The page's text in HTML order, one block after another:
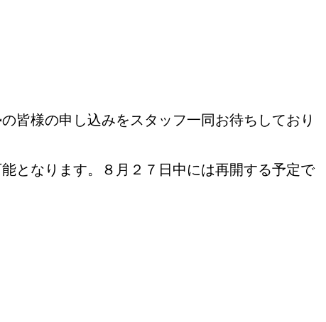
皆様の申し込みをスタッフ一同お待ちしており
となります。８月２７日中には再開する予定で